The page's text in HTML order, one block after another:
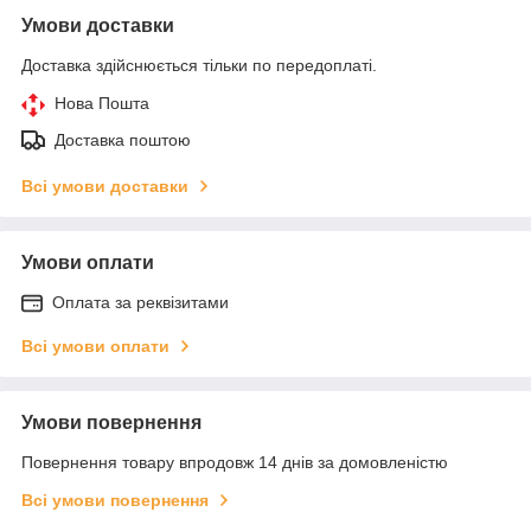
Умови доставки
Доставка здійснюється тільки по передоплаті.
Нова Пошта
Доставка поштою
Всі умови доставки
Умови оплати
Оплата за реквізитами
Всі умови оплати
Умови повернення
Повернення товару впродовж 14 днів за домовленістю
Всі умови повернення